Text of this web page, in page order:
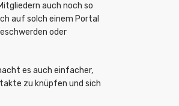
auch noch so
auf solch einem Portal
oder
es auch einfacher,
zu knüpfen und sich